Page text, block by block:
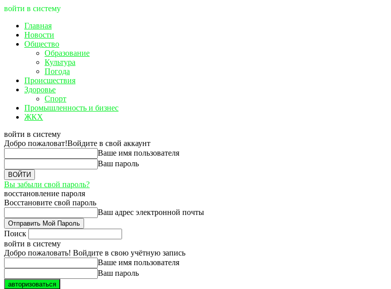
войти в систему
Главная
Новости
Общество
Образование
Культура
Погода
Происшествия
Здоровье
Спорт
Промышленность и бизнес
ЖКХ
войти в систему
Добро пожаловат!Войдите в свой аккаунт
Ваше имя пользователя
Ваш пароль
Вы забыли свой пароль?
восстановление пароля
Восстановите свой пароль
Ваш адрес электронной почты
Поиск
войти в систему
Добро пожаловать! Войдите в свою учётную запись
Ваше имя пользователя
Ваш пароль